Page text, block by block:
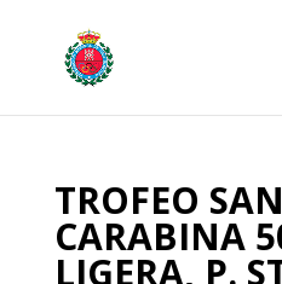
TROFEO
CARABINA
LIGERA, P.